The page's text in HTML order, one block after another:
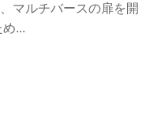
マルチバースの扉を開
...